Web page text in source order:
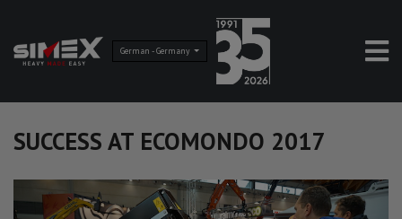
German - Germany
SUCCESS AT ECOMONDO 2017